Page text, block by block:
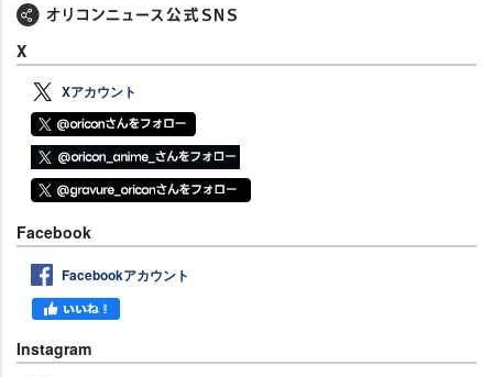
X
Xアカウント
Facebook
Facebookアカウント
Instagram